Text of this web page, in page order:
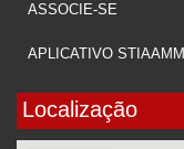
ASSOCIE-SE
APLICATIVO STIAAMM
Localização